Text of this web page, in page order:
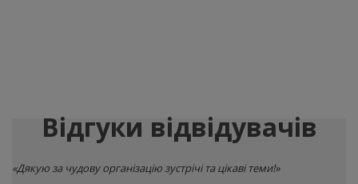
Відгуки відвідувачів
«Дякую за чудову організацію зустрічі та цікаві теми!»